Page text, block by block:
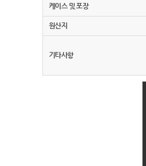
케이스 및 포장
원산지
기타사항